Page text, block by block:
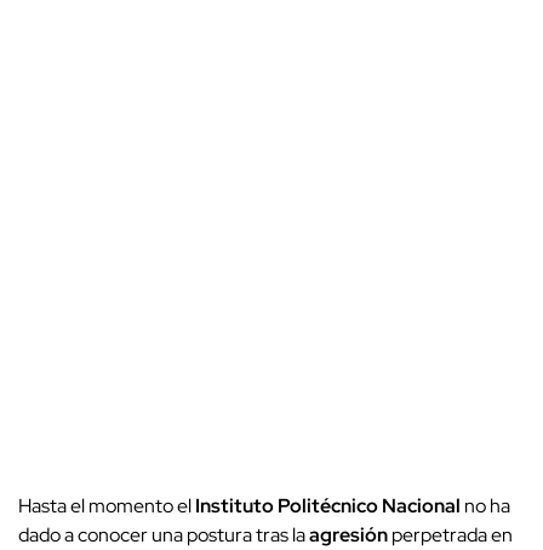
Hasta el momento elInstituto Politécnico Nacional no ha
dado a conocer una postura tras laagresiónperpetrada en